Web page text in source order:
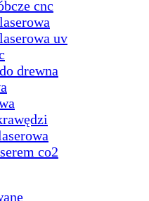
cnc
uv
drewna
co2